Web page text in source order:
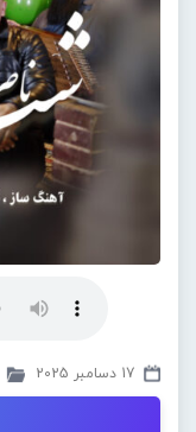
17 دسامبر 2025